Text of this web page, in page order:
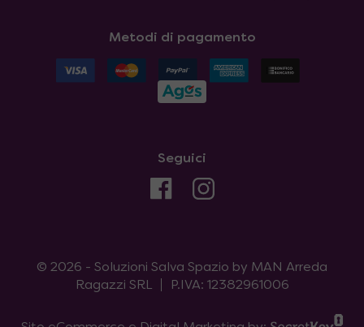
Metodi di pagamento
Seguici
© 2026 - Soluzioni Salva Spazio by MAN Arreda
Ragazzi SRL
P.IVA: 12382961006